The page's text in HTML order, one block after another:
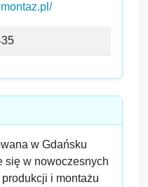
w Gdańsku
się w nowoczesnych
i montażu